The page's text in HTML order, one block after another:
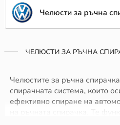
Челюсти за ръчна
ЧЕЛЮСТИ ЗА РЪЧНА
Челюстите за ръчна
спирачната система, които
ефективно спиране на